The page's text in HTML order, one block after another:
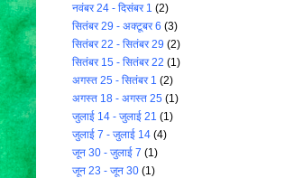
नवंबर 24 - दिसंबर 1 (2)
सितंबर 29 - अक्टूबर 6 (3)
सितंबर 22 - सितंबर 29 (2)
सितंबर 15 - सितंबर 22 (1)
अगस्त 25 - सितंबर 1 (2)
अगस्त 18 - अगस्त 25 (1)
जुलाई 14 - जुलाई 21 (1)
जुलाई 7 - जुलाई 14 (4)
जून 30 - जुलाई 7 (1)
जून 23 - जून 30 (1)